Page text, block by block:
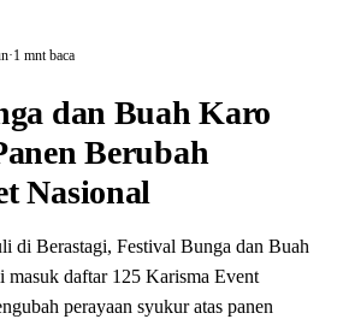
·1 mnt baca
dan Buah Karo
Berubah
Nasional
di Berastagi, Festival Bunga dan Buah
masuk daftar 125 Karisma Event
perayaan syukur atas panen